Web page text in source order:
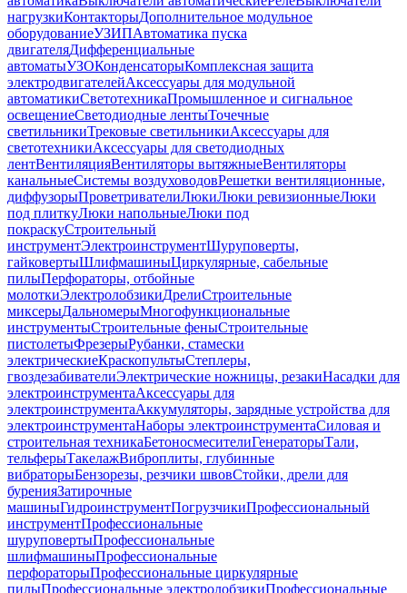
нагрузкиКонтакторыДополнительное модульное
оборудованиеУЗИПАвтоматика пуска
двигателяДифференциальные
автоматыУЗОКонденсаторыКомплексная защита
электродвигателейАксессуары для модульной
автоматикиСветотехникаПромышленное и сигнальное
освещениеСветодиодные лентыТочечные
светильникиТрековые светильникиАксессуары для
светотехникиАксессуары для светодиодных
лентВентиляцияВентиляторы вытяжныеВентиляторы
канальныеСистемы воздуховодовРешетки вентиляционные,
диффузорыПроветривателиЛюкиЛюки ревизионныеЛюки
под плиткуЛюки напольныеЛюки под
покраскуСтроительный
инструментЭлектроинструментШуруповерты,
гайковертыШлифмашиныЦиркулярные, сабельные
пилыПерфораторы, отбойные
молоткиЭлектролобзикиДрелиСтроительные
миксерыДальномерыМногофункциональные
инструментыСтроительные феныСтроительные
пистолетыФрезерыРубанки, стамески
электрическиеКраскопультыСтеплеры,
гвоздезабивателиЭлектрические ножницы, резакиНасадки для
электроинструментаАксессуары для
электроинструментаАккумуляторы, зарядные устройства для
электроинструментаНаборы электроинструментаСиловая и
строительная техникаБетоносмесителиГенераторыТали,
тельферыТакелажВиброплиты, глубинные
вибраторыБензорезы, резчики швовСтойки, дрели для
буренияЗатирочные
машиныГидроинструментПогрузчикиПрофессиональный
инструментПрофессиональные
шуруповертыПрофессиональные
шлифмашиныПрофессиональные
перфораторыПрофессиональные циркулярные
пилыПрофессиональные электролобзикиПрофессиональные